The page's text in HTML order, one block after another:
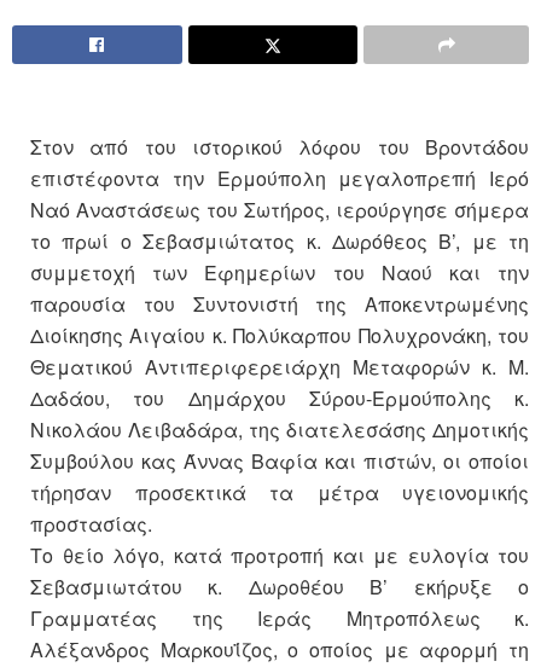
Στον από του ιστορικού λόφου του Βροντάδου
επιστέφοντα την Ερμούπολη μεγαλοπρεπή Ιερό
Ναό Αναστάσεως του Σωτήρος, ιερούργησε σήμερα
το πρωί ο Σεβασμιώτατος κ. Δωρόθεος Β’, με τη
συμμετοχή των Εφημερίων του Ναού και την
παρουσία του Συντονιστή της Αποκεντρωμένης
Διοίκησης Αιγαίου κ. Πολύκαρπου Πολυχρονάκη, του
Θεματικού Αντιπεριφερειάρχη Μεταφορών κ. Μ.
Δαδάου, του Δημάρχου Σύρου-Ερμούπολης κ.
Νικολάου Λειβαδάρα, της διατελεσάσης Δημοτικής
Συμβούλου κας Άννας Βαφία και πιστών, οι οποίοι
τήρησαν προσεκτικά τα μέτρα υγειονομικής
προστασίας.
Το θείο λόγο, κατά προτροπή και με ευλογία του
Σεβασμιωτάτου κ. Δωροθέου Β’ εκήρυξε ο
Γραμματέας της Ιεράς Μητροπόλεως κ.
Αλέξανδρος Μαρκουΐζος, ο οποίος με αφορμή τη